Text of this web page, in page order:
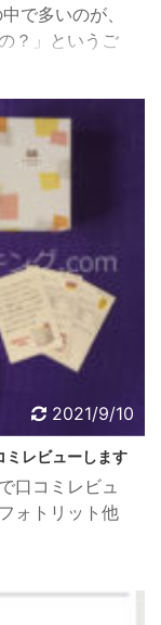
で多いのが、
？」というご
から挨拶状ド
挨拶状ドット
クーポンコー
引きからさら
2021/9/10
ミレビューします
口コミレビュ
ォトリット他